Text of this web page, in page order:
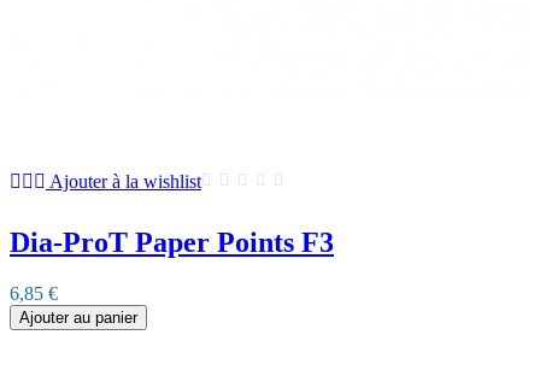
Ajouter à la wishlist
Dia-ProT Paper Points F3
6,85 €
Ajouter au panier